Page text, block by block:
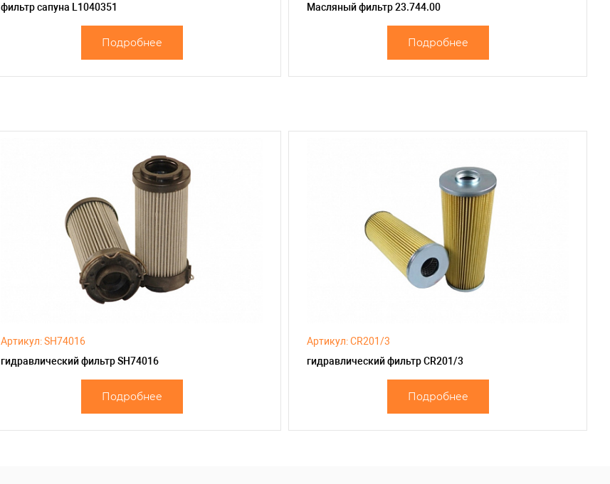
фильтр сапуна L1040351
Подробнее
Масляный фильтр 23.744.00
Подробнее
Артикул: SH74016
гидравлический фильтр SH74016
Подробнее
Артикул: CR201/3
гидравлический фильтр CR201/3
Подробнее